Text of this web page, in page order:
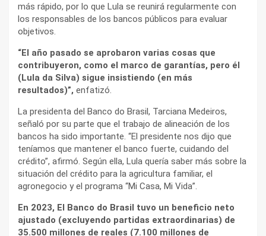
más rápido, por lo que Lula se reunirá regularmente con
los responsables de los bancos públicos para evaluar
objetivos.
“El año pasado se aprobaron varias cosas que
contribuyeron, como el marco de garantías, pero él
(Lula da Silva) sigue insistiendo (en más
resultados)”, enfatizó.
La presidenta del Banco do Brasil, Tarciana Medeiros,
señaló por su parte que el trabajo de alineación de los
bancos ha sido importante. “El presidente nos dijo que
teníamos que mantener el banco fuerte, cuidando del
crédito”, afirmó. Según ella, Lula quería saber más sobre la
situación del crédito para la agricultura familiar, el
agronegocio y el programa “Mi Casa, Mi Vida”.
En 2023, El Banco do Brasil tuvo un beneficio neto
ajustado (excluyendo partidas extraordinarias) de
35.500 millones de reales (7.100 millones de